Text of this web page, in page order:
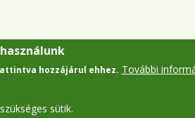
hozzájárul ehhez. További
sütik.